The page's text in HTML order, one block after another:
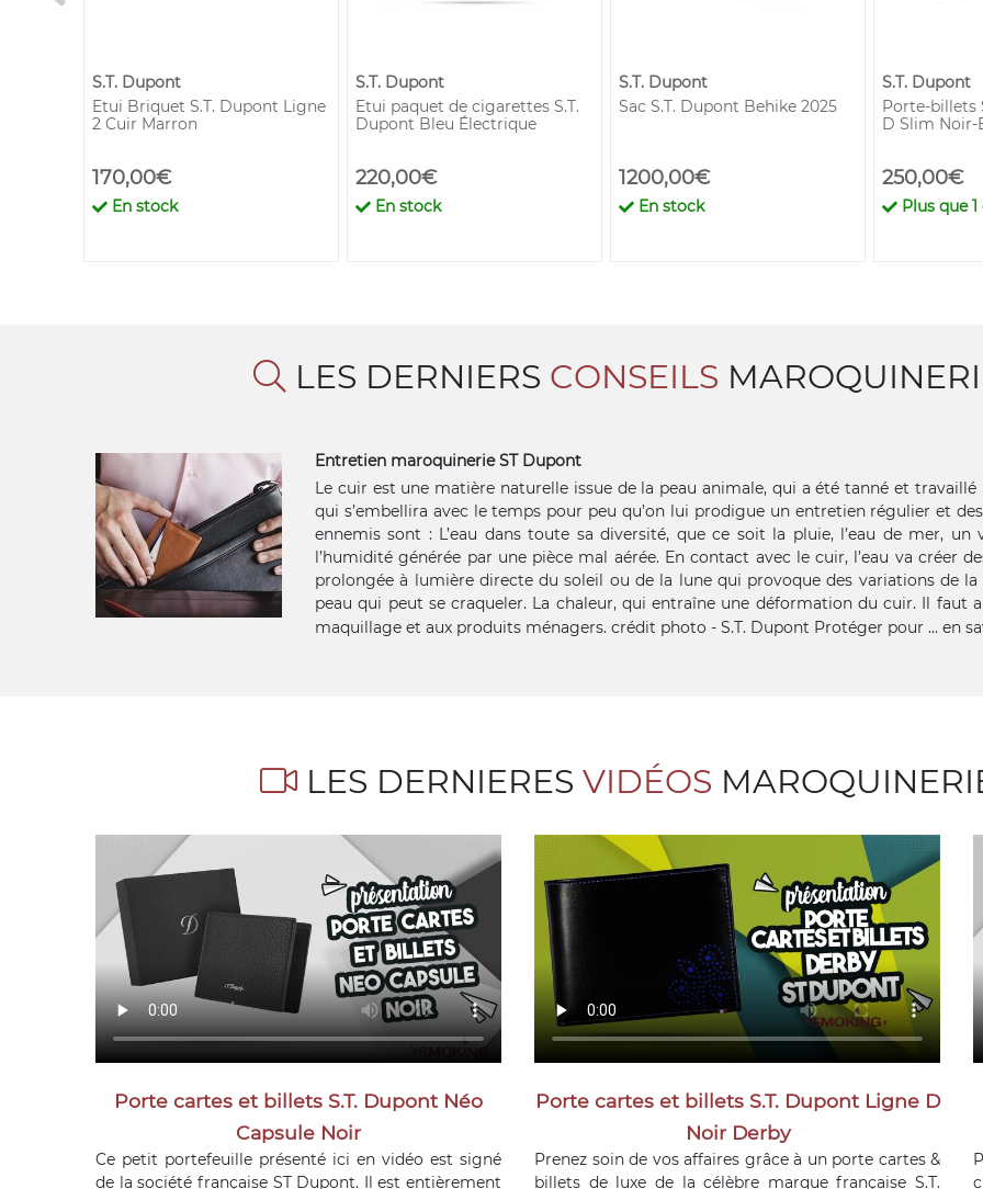
S.T. Dupont
Etui Briquet S.T. Dupont Ligne
2 Cuir Marron
170,00€
En stock
S.T. Dupont
Etui paquet de cigarettes S.T.
Dupont Bleu Électrique
220,00€
En stock
S.T. Dupont
Sac S.T. Dupont Behike 2025
1200,00€
En stock
S.T. Dupont
Porte-billets
D Slim Noir-
250,00€
Plus que1
LES DERNIERS CONSEILS
Entretien maroquinerie ST Dupont
Le cuir est une matière naturelle issue de la peau animale, qui a été tanné et travaillé
qui s’embellira avec le temps pour peu qu’on lui prodigue un entretien régulier et
ennemis sont : L’eau dans toute sa diversité, que ce soit la pluie, l’eau de mer,
l’humidité générée par une pièce mal aérée. En contact avec le cuir, l’eau va créer
prolongée à lumière directe du soleil ou de la lune qui provoque des variations de
peau qui peut se craqueler. La chaleur, qui entraîne une déformation du cuir. Il faut
maquillage et aux produits ménagers. crédit photo - S.T. Dupont Protéger pour ... en
LES DERNIERES VIDÉOS
Porte cartes et billets S.T. Dupont Néo
Capsule Noir
Ce petit portefeuille présenté ici en vidéo est signé
de la société française ST Dupont. Il est entièrement
Porte cartes et billets S.T. Dupont Ligne D
Noir Derby
Prenez soin de vos affaires grâce à un porte cartes &
billets de luxe de la célèbre marque française S.T.